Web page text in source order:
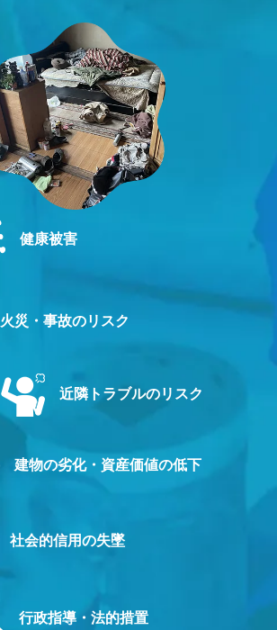
健康被害
火災・事故のリスク
近隣トラブルのリスク
建物の劣化・資産価値の低下
社会的信用の失墜
行政指導・法的措置